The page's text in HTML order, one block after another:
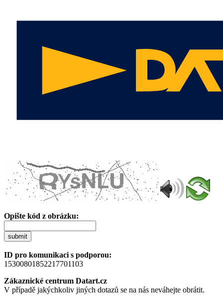
Opište kód z obrázku:
submit
ID pro komunikaci s podporou:
15300801852217701103
Zákaznické centrum Datart.cz
V případě jakýchkoliv jiných dotazů se na nás neváhejte obrátit.